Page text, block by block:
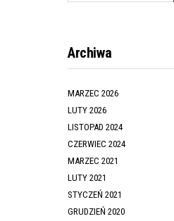
Archiwa
MARZEC 2026
LUTY 2026
LISTOPAD 2024
CZERWIEC 2024
MARZEC 2021
LUTY 2021
STYCZEŃ 2021
GRUDZIEŃ 2020